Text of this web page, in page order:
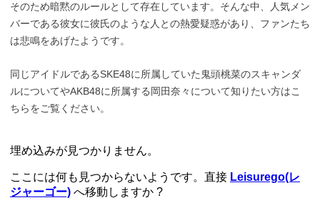
そのため暗黙のルールとして存在しています。そんな中、人気メン
バーである彼女に彼氏のような人との熱愛疑惑があり、ファンたち
は悲鳴をあげたようです。
同じアイドルであるSKE48に所属していた鬼頭桃菜のスキャンダ
ルについてやAKB48に所属する岡田奈々について知りたい方はこ
ちらをご覧ください。